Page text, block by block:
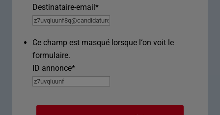
Destinataire-email*
Ce champ est masqué lorsque l‘on voit le
formulaire.
ID annonce*